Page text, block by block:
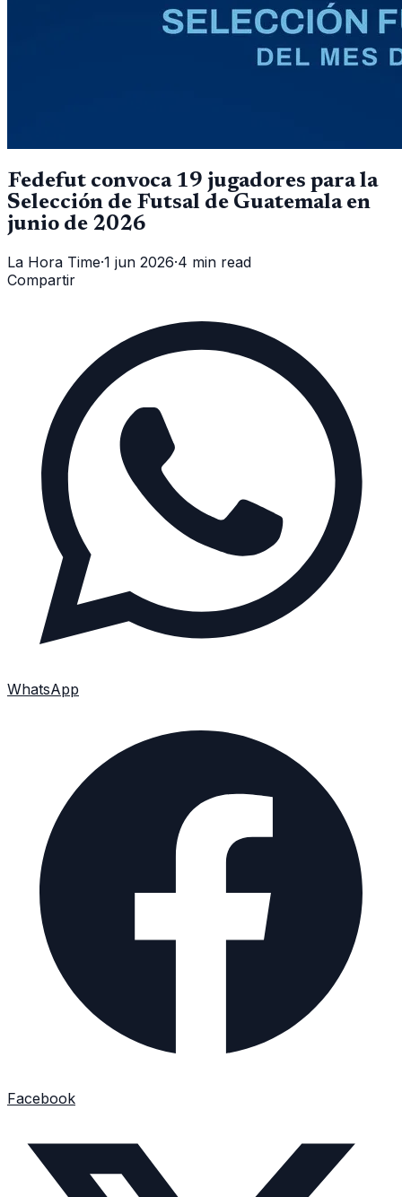
Fedefut convoca 19 jugadores para la
Selección de Futsal de Guatemala en
junio de 2026
La Hora Time·1 jun 2026·4 min read
Compartir
WhatsApp
Facebook